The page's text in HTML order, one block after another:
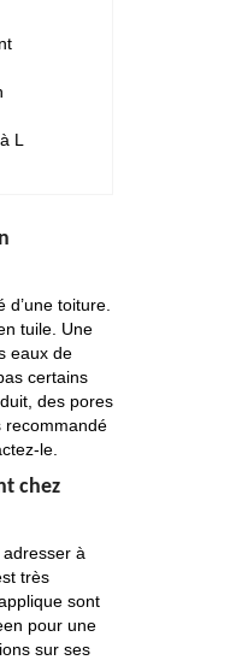
L
toiture.
tuile. Une
eaux de
certains
des pores
recommandé
le.
chez
à
très
sont
pour une
sur ses